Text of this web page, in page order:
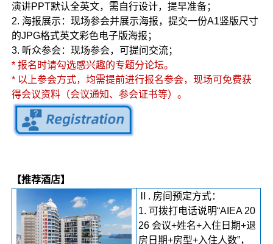
演讲PPT默认全英文，需自行设计，提早准备；
2. 海报展示：现场参会并展示海报，提交一份A1竖版尺寸
的JPG格式英文彩色电子版海报；
3. 听众参会：现场参会，可提问交流；
* 报名时请勾选感兴趣的专题分论坛。
* 以上参会方式，均需提前进行报名参会，现场可免费获
得会议资料（会议通知、参会证书等）。
【推荐酒店】
Ⅱ. 房间预定方式：
1. 可拨打电话说明“AIEA 20
26 会议+姓名+入住日期+退
房日期+房型+入住人数”，